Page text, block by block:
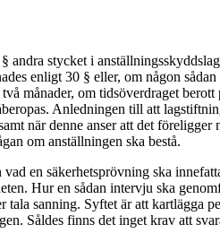
andra stycket i
enligt 30 § eller, om någon
månader, om tidsöverdraget
Anledningen till att
när denne anser att det
om anställningen ska bestå.
en säkerhetsprövning ska
Hur en sådan intervju ska
tala sanning. Syftet är att
Såldes finns det inget krav att